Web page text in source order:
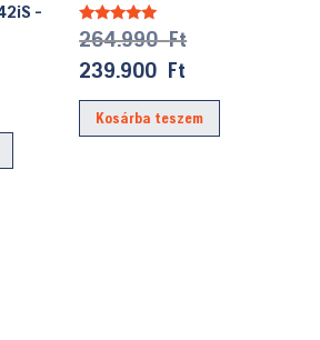
-
Ft.
Értékelés:
5.00
/ 5
264.990FtOriginal
was:
264.990 Ft.
239.900 Ft
price
is:
Kosárba teszem